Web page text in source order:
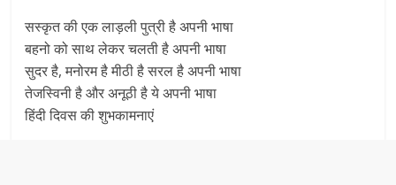
सस्कृत की एक लाड़ली पुत्री है अपनी भाषा
बहनो को साथ लेकर चलती है अपनी भाषा
सुदर है, मनोरम है मीठी है सरल है अपनी भाषा
तेजस्विनी है और अनूठी है ये अपनी भाषा
हिंदी दिवस की शुभकामनाएं